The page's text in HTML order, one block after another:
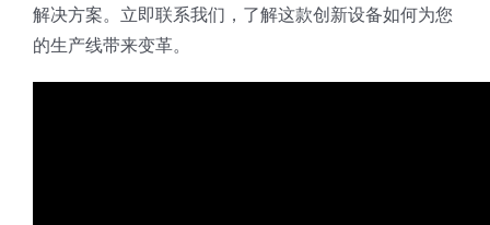
解决方案。立即联系我们，了解这款创新设备如何为您
的生产线带来变革。